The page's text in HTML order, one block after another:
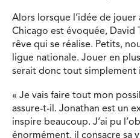
Alors lorsque l’idée de jouer
Chicago est évoquée, David
rêve qui se réalise. Petits,
ligue nationale. Jouer en
serait donc tout simplement
« Je vais faire tout mon
assure-t-il. Jonathan est un
inspire beaucoup. J’ai pu
énormément, il consacre sa